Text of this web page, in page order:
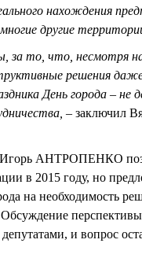
нахождения
другие
то, что, несмотря на
решения
День города – не
– заключил
Игорь АНТРОПЕНКО
в 2015 году, но
на необходимость
и вопрос